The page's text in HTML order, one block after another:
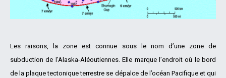
Les raisons, la zone est connue sous le nom d’une zone de
subduction de l’Alaska-Aléoutiennes. Elle marque l’endroit où le bord
de la plaque tectonique terrestre se dépalce de l’océan Pacifique et qui